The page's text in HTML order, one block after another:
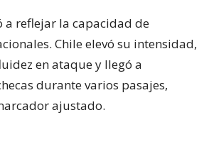
a reflejar la capacidad de
Chile elevó su intensidad,
en ataque y llegó a
durante varios pasajes,
ajustado.